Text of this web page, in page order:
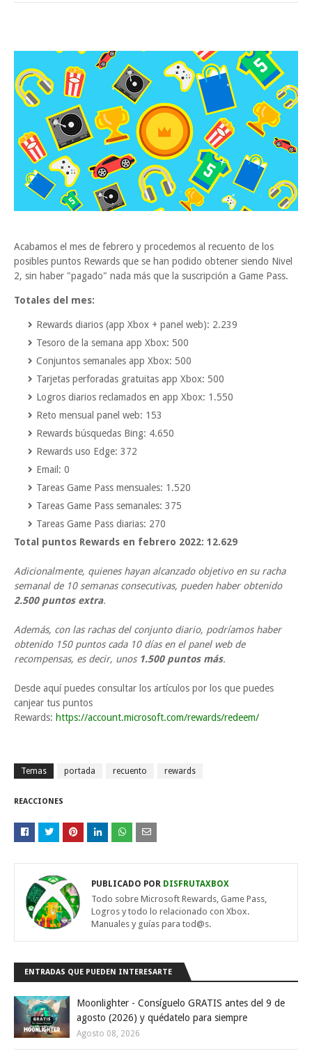
Acabamos el mes de febrero y procedemos al recuento de los
posibles puntos Rewards que se han podido obtener siendo Nivel
2, sin haber "pagado" nada más que la suscripción a Game Pass.
Totales del mes:
Rewards diarios (app Xbox + panel web): 2.239
Tesoro de la semana app Xbox: 500
Conjuntos semanales app Xbox: 500
Tarjetas perforadas gratuitas app Xbox: 500
Logros diarios reclamados en app Xbox: 1.550
Reto mensual panel web: 153
Rewards búsquedas Bing: 4.650
Rewards uso Edge: 372
Email: 0
Tareas Game Pass mensuales: 1.520
Tareas Game Pass semanales: 375
Tareas Game Pass diarias: 270
Total puntos Rewards en febrero 2022: 12.629
Adicionalmente, quienes hayan alcanzado objetivo en su racha
semanal de 10 semanas consecutivas, pueden haber obtenido
2.500 puntos extra.
Además, con las rachas del conjunto diario, podríamos haber
obtenido 150 puntos cada 10 días en el panel web de
recompensas, es decir, unos 1.500 puntos más.
Desde aquí puedes consultar los artículos por los que puedes
canjear tus puntos
Rewards: https://account.microsoft.com/rewards/redeem/
Temas portada recuento rewards
REACCIONES
PUBLICADO POR DISFRUTAXBOX
Todo sobre Microsoft Rewards, Game Pass,
Logros y todo lo relacionado con Xbox.
Manuales y guías para tod@s.
ENTRADAS QUE PUEDEN INTERESARTE
Moonlighter - Consíguelo GRATIS antes del 9 de
agosto (2026) y quédatelo para siempre
Agosto 08, 2026